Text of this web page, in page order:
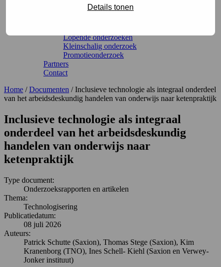
Details tonen
Academische Werkplaats Arbeid en Gezondheid
Lopende onderzoeken
Kleinschalig onderzoek
Promotieonderzoek
Partners
Contact
Home /Documenten /Inclusieve technologie als integraal onderdeel
van het arbeidsdeskundig handelen van onderwijs naar ketenpraktijk
Inclusieve technologie als integraal
onderdeel van het arbeidsdeskundig
handelen van onderwijs naar
ketenpraktijk
Type document:
Onderzoeksrapporten en artikelen
Thema:
Technologisering
Publicatiedatum:
08 juli 2026
Auteurs:
Patrick Schutte (Saxion), Thomas Stege (Saxion), Kim
Kranenborg (TNO), Ines Schell- Kiehl (Saxion en Verwey-
Jonker instituut)